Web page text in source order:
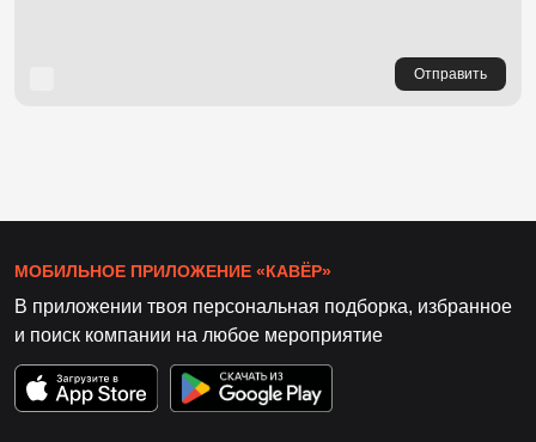
Отправить
МОБИЛЬНОЕ ПРИЛОЖЕНИЕ «КАВЁР»
В приложении твоя персональная подборка, избранное
и поиск компании на любое мероприятие